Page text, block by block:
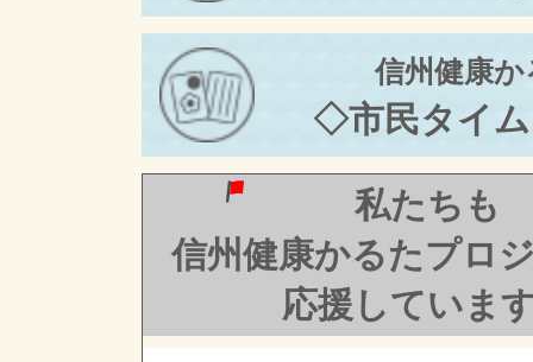
信州健康
◇市民タイ
私たちも
信州健康かるたプロ
応援していま